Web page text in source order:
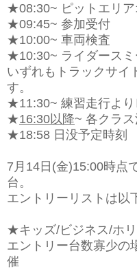
★08:30~ ピットエリア
★09:45~ 参加受付
★10:00~ 車両検査
★10:30~ ライダースミ
いずれもトラックサイ
す。
★11:30~ 練習走行よ
★16:30以降~ 各クラ
★18:58 日没予定時刻
7月14日(金)15:00時点
台。
エントリーリストは以
★キッズ/ビジネス/ホ
エントリー台数寡少の
催